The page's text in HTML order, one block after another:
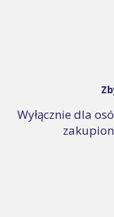
Wyłącznie dla